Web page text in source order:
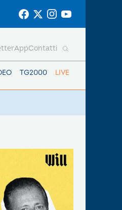
TG2000 LIVE
AppContatti